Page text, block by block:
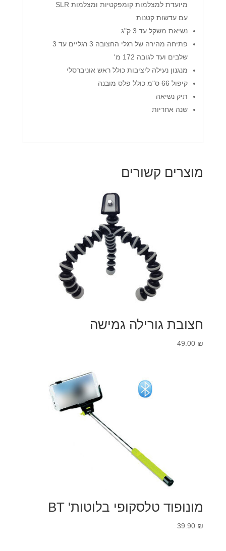
מיועדת למצלמות קומפקטיות ומצלמות SLR
עם עדשות קטנות
נשיאת משקל עד 3 ק"ג
פתיחה מהירה של רגלי החצובה 3 רגליים עד 3
שלבים ועד לגובה 172 מ'
מנגנון נעילה ליציבות כולל ראש אוניברסלי
קיפול 66 ס"מ כולל פלס מובנה
תיק נשיאה
שנה אחריות
מוצרים קשורים
חצובת גורילה גמישה
49.00 ₪
מונופוד טלסקופי בלוטות' BT
39.90 ₪